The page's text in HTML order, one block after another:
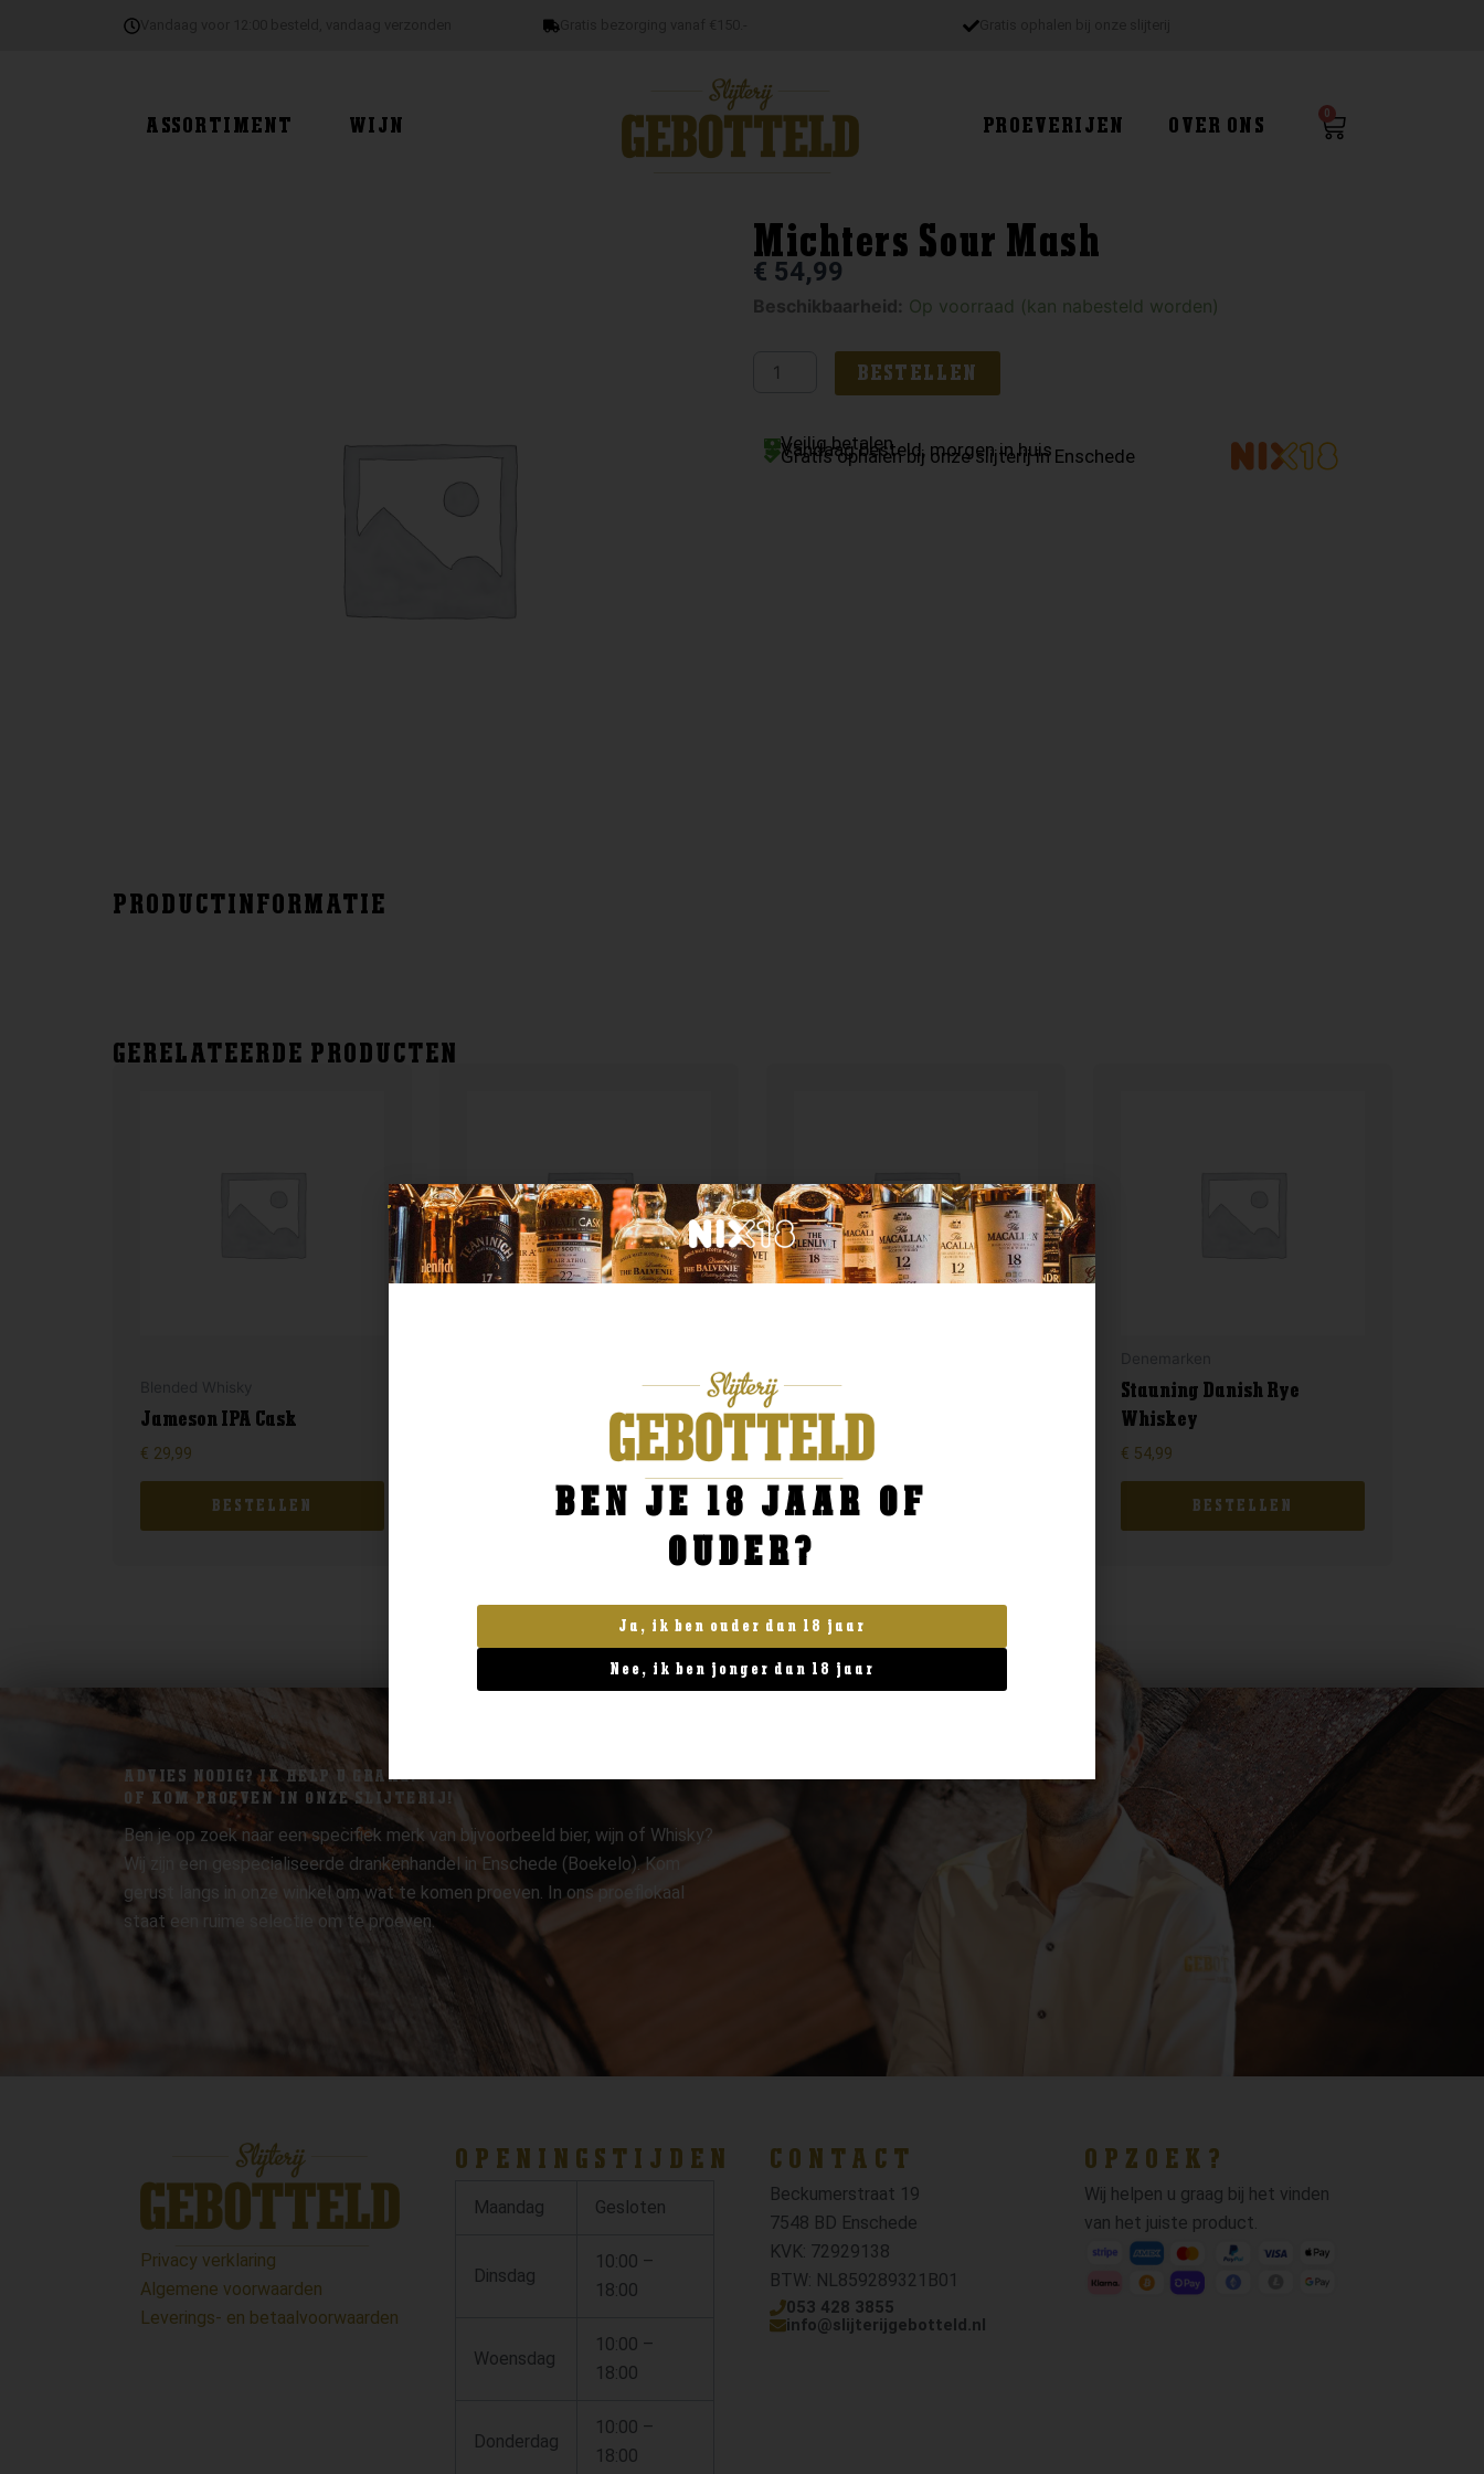
ASSORTIMENT WIJN PROEVERIJEN OVER ONS
0
Winkelwagen
Michters Sour Mash
€ 54,99
Beschikbaarheid: Op voorraad (kan nabesteld worden)
Michters
Mash
BESTELLEN
Veilig betalen
Vandaag besteld, morgen in huis
Gratis ophalen bij onze slijterij in Enschede
PRODUCTINFORMATIE
GERELATEERDE PRODUCTEN
Jameson IPA Cask
€ 29,99
BESTELLEN
Fettercairn 12 year
BESTELLEN
Australië
Scapegrace Vanguard
46,99
BESTELLEN
Stauning Danish Rye
Whiskey
€ 54,99
BESTELLEN
ADVIES NODIG? IK HELP U GRAAG.
OF KOM PROEVEN IN ONZE SLIJTERIJ!
Ben je op zoek naar een specifiek merk van bijvoorbeeld bier, wijn of Whisky?
Wij zijn een gespecialiseerde drankenhandel in Enschede (Boekelo). Kom
gerust langs in onze winkel om wat te komen proeven. In ons proeflokaal
staat een ruime selectie om te proeven.
Privacy verklaring
Algemene voorwaarden
Leverings- en betaalvoorwaarden
OPENINGSTIJDEN
Maandag Gesloten
Dinsdag
10:00 –
18:00
Woensdag
10:00 –
18:00
Donderdag
10:00 –
18:00
CONTACT
Beckumerstraat 19
7548 BD Enschede
KVK: 72929138
BTW: NL859289321B01
053 428 3855
info@slijterijgebotteld.nl
OPZOEK?
Wij helpen u graag bij het vinden
van het juiste product.
BEN JE 18 JAAR OF
OUDER?
Ja, ik ben ouder dan 18 jaar
Nee, ik ben jonger dan 18 jaar